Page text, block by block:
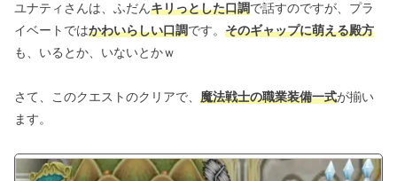
ユナティさんは、ふだんキリっとした口調で話すのですが、プラ
イベートではかわいらしい口調です。 そのギャップに萌える殿方
も、いるとか、いないとかｗ
さて、このクエストのクリアで、 魔法戦士の職業装備一式が揃い
ます。